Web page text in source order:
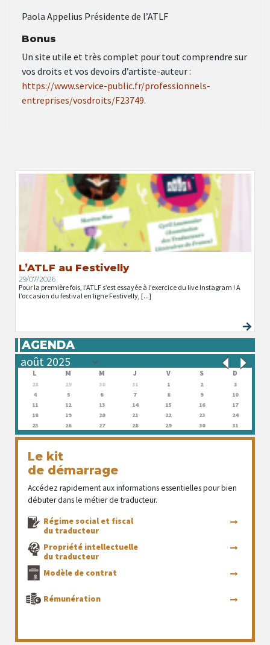
Paola Appelius Présidente de l’ATLF
Bonus
Un site utile et très complet pour tout comprendre sur
vos droits et vos devoirs d’artiste-auteur :
https://www.service-public.fr/professionnels-
entreprises/vosdroits/F23749.
L’ATLF au Festivelly
29/07/2026
Pour la première fois, l’ATLF s’est essayée à l’exercice du live Instagram ! A
l’occasion du festival en ligne Festivelly, [...]
AGENDA
L M M J V S D
28 29 30 31 1 2
3
4
5 6 7 8 9
10
11
12 13 14 15 16
17
18
19 20 21 22 23
24
25
26 27 28 29 30 31
Le kit
de démarrage
Accédez rapidement aux informations essentielles pour bien
débuter dans le métier de traducteur.
Régime social et fiscal
du traducteur
Propriété intellectuelle
du traducteur
Modèle de contrat
Rémunération